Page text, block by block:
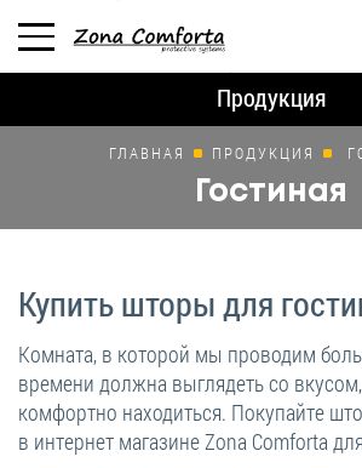
Продукция
ГЛАВНАЯ ПРОДУКЦИЯ
Гостиная
Купить шторы для
Комната, в которой мы проводим
времени должна выглядеть со
комфортно находиться. Покупайте
в интернет магазине Zona Comforta